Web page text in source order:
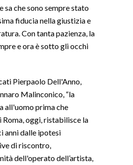
sa che sono sempre stato
fiducia nella giustizia e
Con tanta pazienza, la
e ora è sotto gli occhi
Pierpaolo Dell'Anno,
Malinconico, “la
all'uomo prima che
oggi, ristabilisce la
anni dalle ipotesi
di riscontro,
dell'operato dell’artista,